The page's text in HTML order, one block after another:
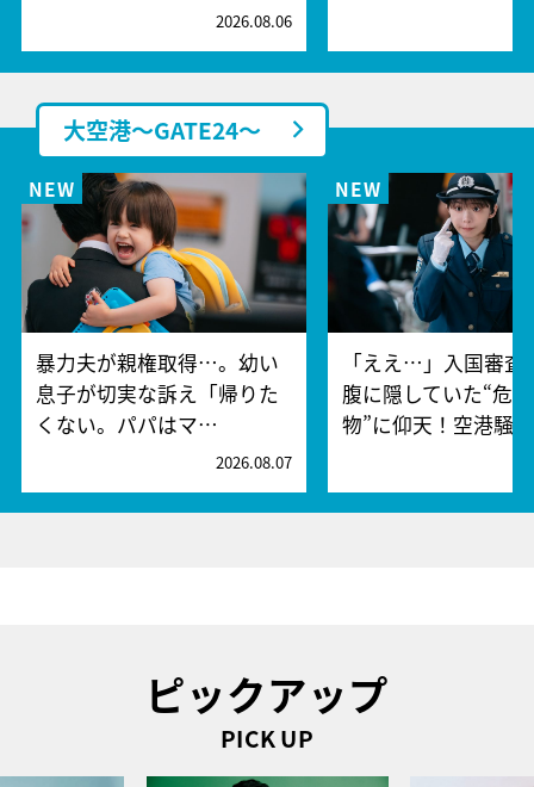
2026.08.06
大空港～GATE24～
暴力夫が親権取得…。幼い
息子が切実な訴え「帰りた
くない。パパはマ…
2026.08.07
「ええ…」入国審査
腹に隠していた“危
物”に仰天！空港騒
ピックアップ
PICK UP